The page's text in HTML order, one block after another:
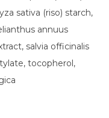
sativa (riso) starch,
annuus
salvia officinalis
tocopherol,